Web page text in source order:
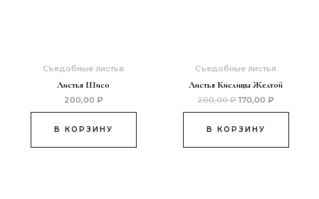
Съедобные листья
Листья Шисо
200,00 ₽
В КОРЗИНУ
Съедобные листья
Листья Кислицы Желтой
200,00₽ 170,00 ₽
В КОРЗИНУ